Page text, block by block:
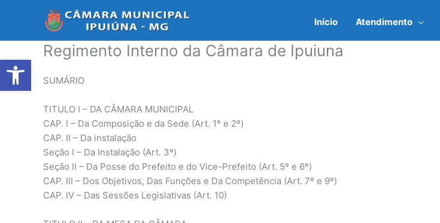
Abrir a barra de ferramentas
Início Atendimento
Regimento Interno da Câmara de Ipuiuna
SUMÁRIO
TITULO I – DA CÂMARA MUNICIPAL
CAP. I – Da Composição e da Sede (Art. 1º e 2º)
CAP. II – Da instalação
Seção I – Da Instalação (Art. 3º)
Seção II – Da Posse do Prefeito e do Vice-Prefeito (Art. 5º e 6º)
CAP. III – Dos Objetivos, Das Funções e Da Competência (Art. 7º e 9º)
CAP. IV – Das Sessões Legislativas (Art. 10)